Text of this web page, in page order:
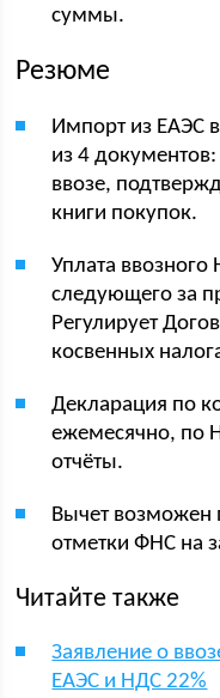
суммы.
Резюме
Импорт из ЕАЭС
из 4
ввозе,
книги покупок.
Уплата
следующего за
Регулирует
косвенных
Декларация по
ежемесячно, по
отчёты.
Вычет возможен
отметки ФНС на
Читайте также
Заявление о
ЕАЭС и НДС 22%